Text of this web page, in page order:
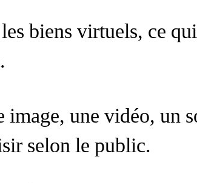
biens virtuels, ce
une vidéo, un
selon le public.